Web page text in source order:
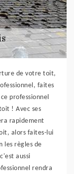
de votre toit,
faites
professionnel
! Avec ses
rapidement
alors faites-lui
les règles de
aussi
rendra